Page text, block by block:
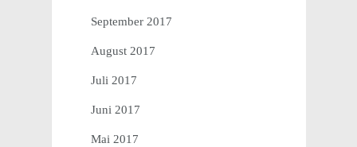
September 2017
August 2017
Juli 2017
Juni 2017
Mai 2017